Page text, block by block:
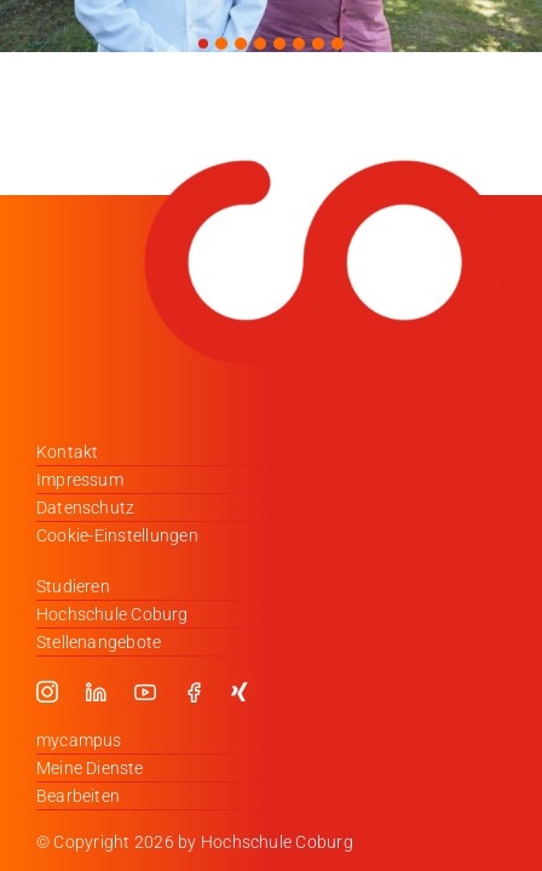
Kontakt
Impressum
Datenschutz
Cookie-Einstellungen
Studieren
Hochschule Coburg
Stellenangebote
mycampus
Meine Dienste
Bearbeiten
© Copyright 2026 by Hochschule Coburg